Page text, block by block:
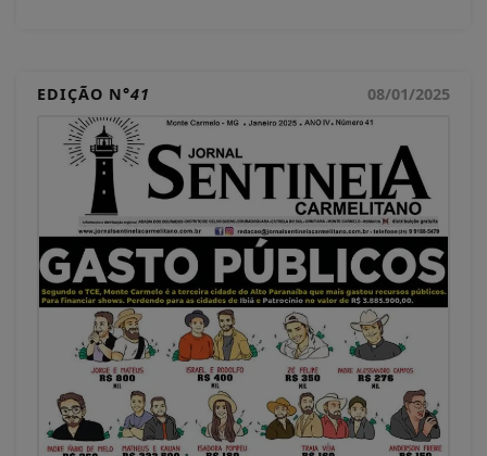
EDIÇÃO N°41 08/01/2025